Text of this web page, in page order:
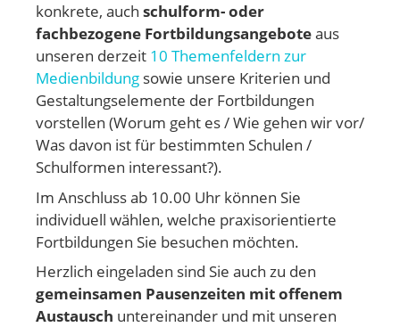
konkrete, auch schulform- oder
fachbezogene Fortbildungsangeboteaus
unseren derzeit 10 Themenfeldern zur
Medienbildung sowie unsere Kriterien und
Gestaltungselemente der Fortbildungen
vorstellen (Worum geht es / Wie gehen wir vor/
Was davon ist für bestimmten Schulen /
Schulformen interessant?).
Im Anschluss ab 10.00 Uhr können Sie
individuell wählen, welche praxisorientierte
Fortbildungen Sie besuchen möchten.
Herzlich eingeladen sind Sie auch zu den
gemeinsamen Pausenzeiten mit offenem
Austausch untereinander und mit unseren